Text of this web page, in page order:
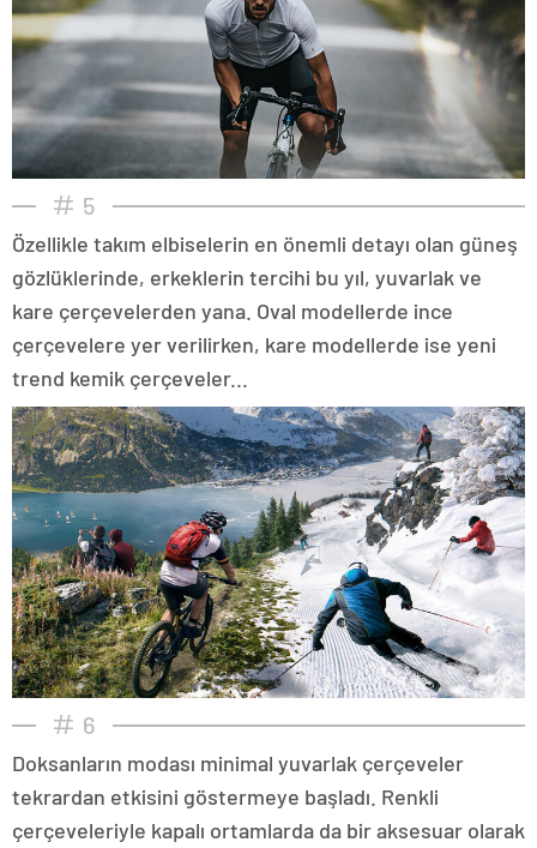
5
Özellikle takım elbiselerin en önemli detayı olan güneş
gözlüklerinde, erkeklerin tercihi bu yıl, yuvarlak ve
kare çerçevelerden yana. Oval modellerde ince
çerçevelere yer verilirken, kare modellerde ise yeni
trend kemik çerçeveler...
6
Doksanların modası minimal yuvarlak çerçeveler
tekrardan etkisini göstermeye başladı. Renkli
çerçeveleriyle kapalı ortamlarda da bir aksesuar olarak